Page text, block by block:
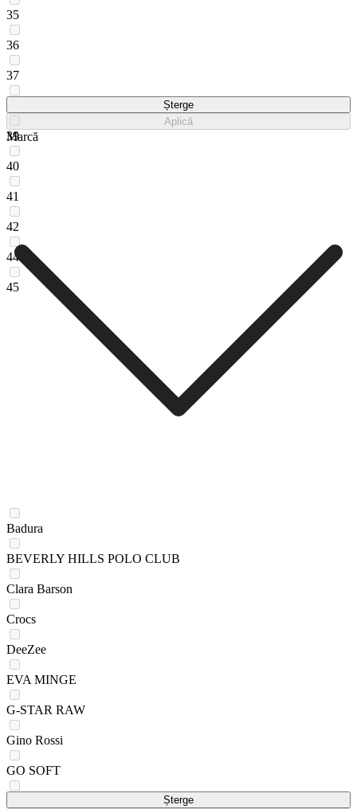
35
36
37
39
40
41
42
44
45
Șterge
Aplică
Marcă
Badura
BEVERLY HILLS POLO CLUB
Clara Barson
Crocs
DeeZee
EVA MINGE
G-STAR RAW
Gino Rossi
GO SOFT
Șterge